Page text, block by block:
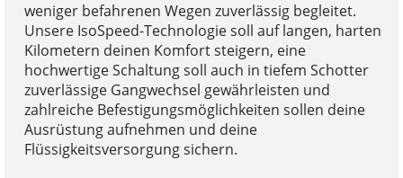
weniger befahrenen Wegen zuverlässig begleitet.
Unsere IsoSpeed-Technologie soll auf langen, harten
Kilometern deinen Komfort steigern, eine
hochwertige Schaltung soll auch in tiefem Schotter
zuverlässige Gangwechsel gewährleisten und
zahlreiche Befestigungsmöglichkeiten sollen deine
Ausrüstung aufnehmen und deine
Flüssigkeitsversorgung sichern.